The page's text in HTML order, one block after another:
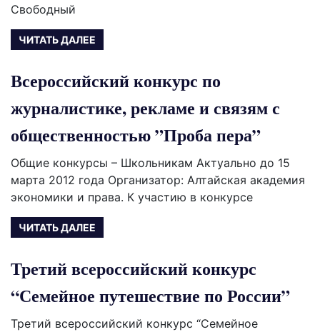
Свободный
ЧИТАТЬ ДАЛЕЕ
Всероссийский конкурс по
журналистике, рекламе и связям с
общественностью ”Проба пера”
Общие конкурсы – Школьникам Актуально до 15
марта 2012 года Организатор: Алтайская академия
экономики и права. К участию в конкурсе
ЧИТАТЬ ДАЛЕЕ
Третий всероссийский конкурс
“Семейное путешествие по России”
Третий всероссийский конкурс “Семейное